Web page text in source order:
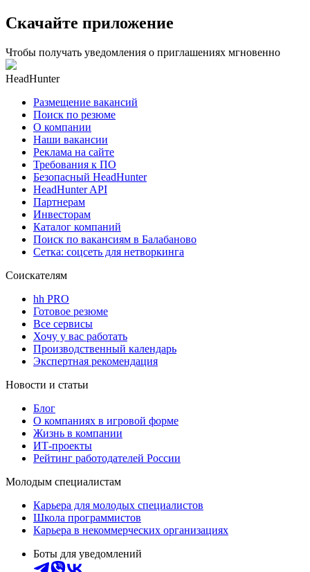
Скачайте приложение
Чтобы получать уведомления о приглашениях мгновенно
HeadHunter
Размещение вакансий
Поиск по резюме
О компании
Наши вакансии
Реклама на сайте
Требования к ПО
Безопасный HeadHunter
HeadHunter API
Партнерам
Инвесторам
Каталог компаний
Поиск по вакансиям в Балабаново
Сетка: соцсеть для нетворкинга
Соискателям
hh PRO
Готовое резюме
Все сервисы
Хочу у вас работать
Производственный календарь
Экспертная рекомендация
Новости и статьи
Блог
О компаниях в игровой форме
Жизнь в компании
ИТ-проекты
Рейтинг работодателей России
Молодым специалистам
Карьера для молодых специалистов
Школа программистов
Карьера в некоммерческих организациях
Боты для уведомлений